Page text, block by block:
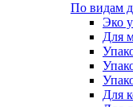
По видам
Эко
Для
Для